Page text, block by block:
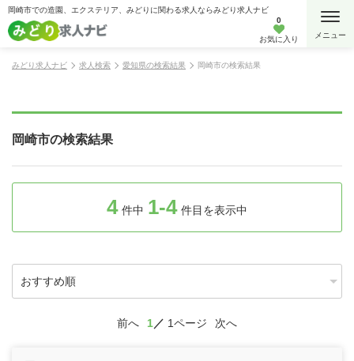
岡崎市での造園、エクステリア、みどりに関わる求人ならみどり求人ナビ
0
お気に入り
みどり求人ナビ 求人検索 愛知県の検索結果 岡崎市の検索結果
岡崎市の検索結果
4 件中 1-4 件目を表示中
前へ 1 1ページ 次へ